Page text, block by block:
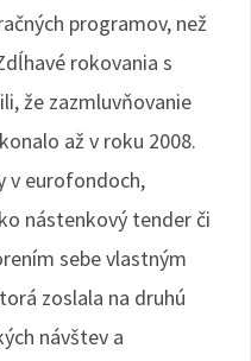
programov, než
rokovania s
že zazmluvňovanie
až v roku 2008.
v eurofondoch,
nástenkový tender či
sebe vlastným
zoslala na druhú
návštev a